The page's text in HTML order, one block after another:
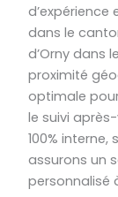
d’expérience
dans le
d’Orny dans
proximité
optimale
le suivi
100%
assurons un
personnalisé